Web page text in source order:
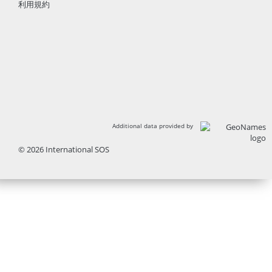
利用規約
Additional data provided by
© 2026 International SOS